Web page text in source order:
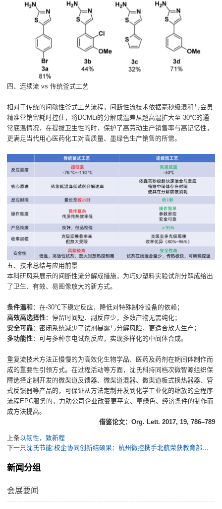
四、连续流 vs 传统釜式工艺
相对于传统的间歇性釜式工艺流程，间断性流枝术依据毫秒级混和与会员
精准营销留耗时控住，将DCMLi的分解成温差从超高温扩大至-30℃的通
常底温情况，在提拔卫生性的时，保护了高劳动生产销售率与高记忆性，
更满足当代用心医药化工对高质量、墨绿色生产销售的所需。
五、技术总结与应用前景
本科研风采展示的间断性流分解成措施，为巧妙塑料实验试剂分解成给出
了卫生、有效、易图像放大的新方式。
条件温和 ：在-30℃下稳定反应，降低对特殊制冷设备的依赖；
高效高选择性：停留时间短、副反应少，多数产物无需纯化；
安全可靠：密闭系统减少了试剂暴露与分解风险，更适合放大生产；
多功能性：可与多种亲电试剂反应，实现多样化的中间体合成。
重复流技术方法正慢慢的为高效化生物学品、医药及药剂在期间体制作而
成的重要性引领方式。在过程活动等方面，沈氏科持同档次微智源组织保
障选择定制开发的微渠道反馈器、微渠道混器、微渠道板式换热器器、管
式反馈器等产品的，可保证从方法定制开发到化学工业化的缩放的全程序
流程EPC服务的，力助公司企业改变更平安、草绿色、经济条件的制作而
成方法提高。
借鉴论文：Org. Lett. 2017, 19, 786–789
上条以韧性，致新程
下一只
新闻分组
会展要闻